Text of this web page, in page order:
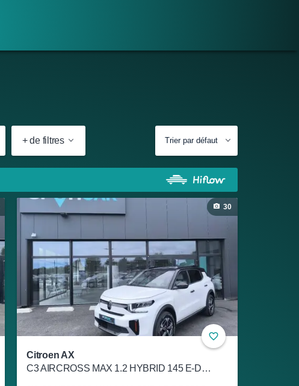
+ de filtres Trier par défaut
30
Citroen AX
C3 AIRCROSS MAX 1.2 HYBRID 145 E-DCS6 7 PLACES